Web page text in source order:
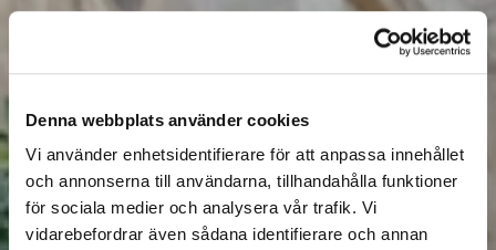
Denna webbplats använder cookies
Vi använder enhetsidentifierare för att anpassa innehållet
och annonserna till användarna, tillhandahålla funktioner
för sociala medier och analysera vår trafik. Vi
vidarebefordrar även sådana identifierare och annan